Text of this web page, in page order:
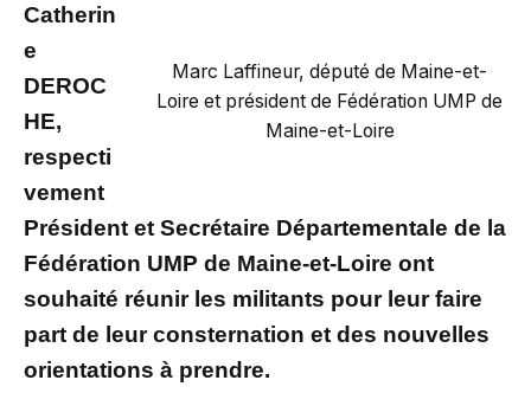
Marc Laffineur, député de Maine-et-
Loire et président de Fédération UMP de
Maine-et-Loire
Catherin
e
DEROC
HE,
respecti
vement
Président et Secrétaire Départementale de la
Fédération UMP de Maine-et-Loire ont
souhaité réunir les militants pour leur faire
part de leur consternation et des nouvelles
orientations à prendre.